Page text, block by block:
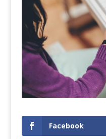
Facebook